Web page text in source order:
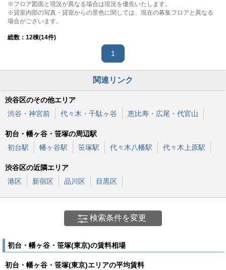
※フロア図面と現況が異なる場合は現況を優先いたします。
※貸室内部の写真・貸室からの景色に関しては、現在の募集フロアと異なる
場合がございます。
総数： 12棟(14件)
1
関連リンク
渋谷区のその他エリア
渋谷・神宮前
代々木・千駄ヶ谷 恵比寿・広尾・代官山
初台・幡ヶ谷・笹塚の周辺駅
初台駅
幡ヶ谷駅 笹塚駅 代々木八幡駅 代々木上原駅
渋谷区の近隣エリア
港区
新宿区 品川区 目黒区
検索条件を変更
初台・幡ヶ谷・笹塚(東京)の賃料相場
初台・幡ヶ谷・笹塚(東京)エリアの平均賃料